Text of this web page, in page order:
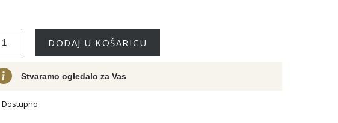
DODAJ U KOŠARICU
Stvaramo ogledalo za Vas
Dostupno